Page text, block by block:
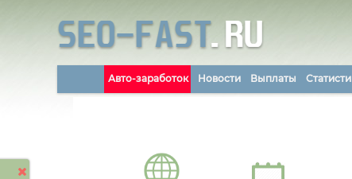
Авто-заработок Новости Выплаты